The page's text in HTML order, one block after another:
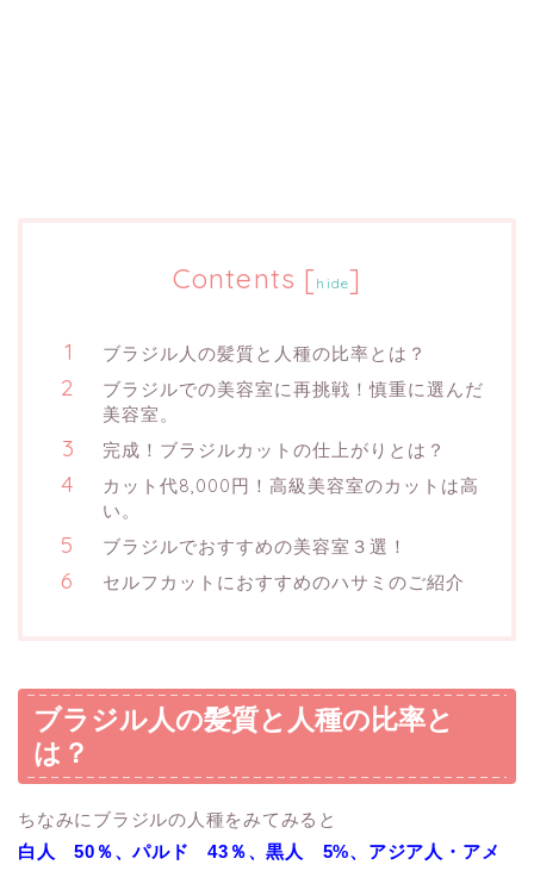
Contents [ hide]
ブラジル人の髪質と人種の比率とは？
ブラジルでの美容室に再挑戦！慎重に選んだ
美容室。
完成！ブラジルカットの仕上がりとは？
カット代8,000円！高級美容室のカットは高
い。
ブラジルでおすすめの美容室３選！
セルフカットにおすすめのハサミのご紹介
ブラジル人の髪質と人種の比率と
は？
ちなみにブラジルの人種をみてみると
白人 50％、パルド 43％、黒人 5%、アジア人・アメ